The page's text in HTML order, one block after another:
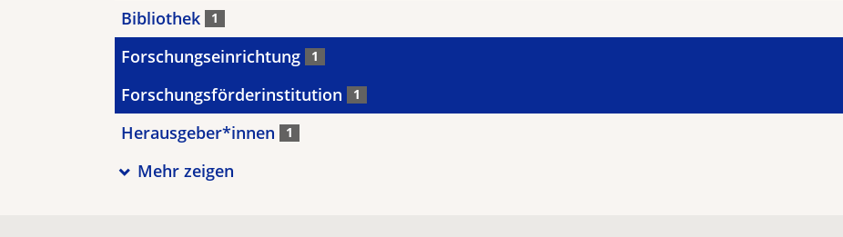
Bibliothek 1
Forschungseinrichtung 1
Forschungsförderinstitution 1
Herausgeber*innen 1
Mehr zeigen